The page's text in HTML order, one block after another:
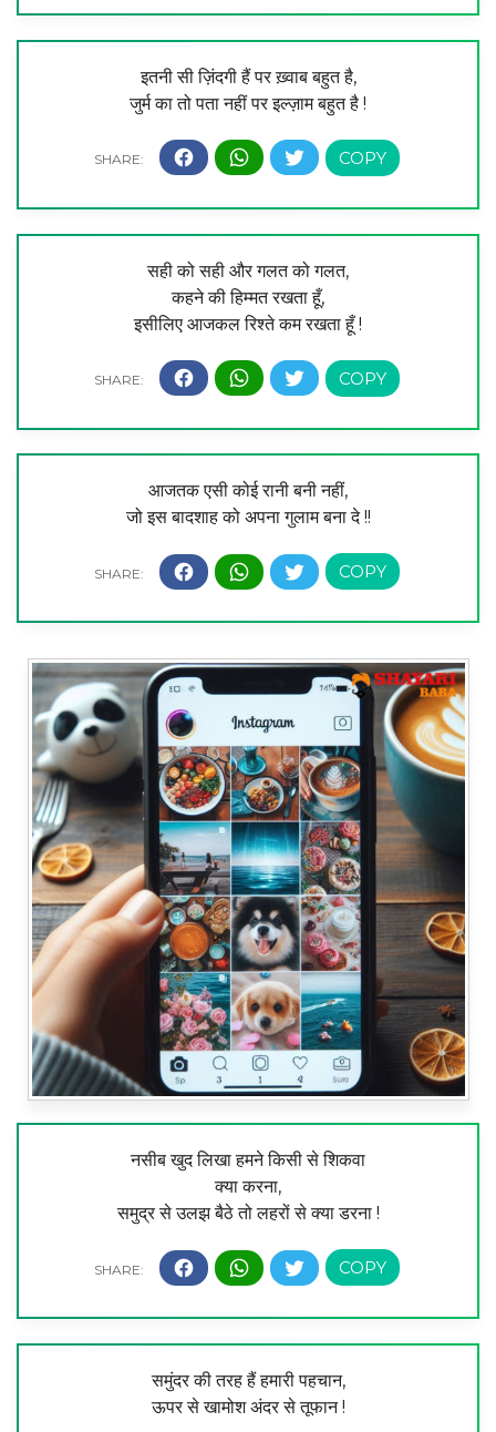
इतनी सी ज़िंदगी हैं पर ख़्वाब बहुत है,
जुर्म का तो पता नहीं पर इल्ज़ाम बहुत है !
सही को सही और गलत को गलत,
कहने की हिम्मत रखता हूँ,
इसीलिए आजकल रिश्ते कम रखता हूँ !
आजतक एसी कोई रानी बनी नहीं,
जो इस बादशाह को अपना गुलाम बना दे !!
नसीब खुद लिखा हमने किसी से शिकवा
क्या करना,
समुद्र से उलझ बैठे तो लहरों से क्या डरना !
समुंदर की तरह हैं हमारी पहचान,
ऊपर से खामोश अंदर से तूफान !